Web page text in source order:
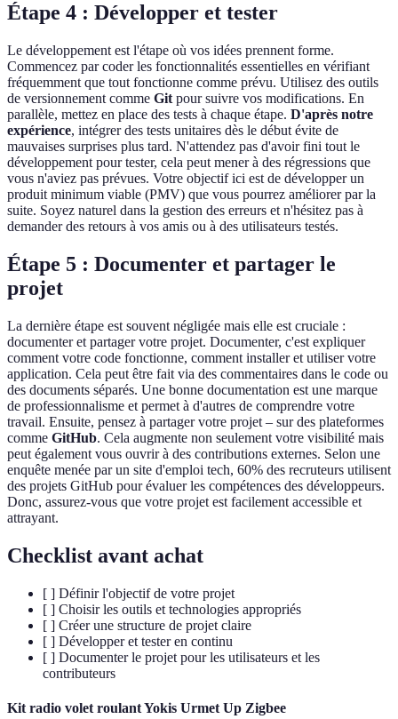
Étape 4 : Développer et tester
Le développement est l'étape où vos idées prennent forme.
Commencez par coder les fonctionnalités essentielles en vérifiant
fréquemment que tout fonctionne comme prévu. Utilisez des outils
de versionnement comme Git pour suivre vos modifications. En
parallèle, mettez en place des tests à chaque étape. D'après notre
expérience, intégrer des tests unitaires dès le début évite de
mauvaises surprises plus tard. N'attendez pas d'avoir fini tout le
développement pour tester, cela peut mener à des régressions que
vous n'aviez pas prévues. Votre objectif ici est de développer un
produit minimum viable (PMV) que vous pourrez améliorer par la
suite. Soyez naturel dans la gestion des erreurs et n'hésitez pas à
demander des retours à vos amis ou à des utilisateurs testés.
Étape 5 : Documenter et partager le
projet
La dernière étape est souvent négligée mais elle est cruciale :
documenter et partager votre projet. Documenter, c'est expliquer
comment votre code fonctionne, comment installer et utiliser votre
application. Cela peut être fait via des commentaires dans le code ou
des documents séparés. Une bonne documentation est une marque
de professionnalisme et permet à d'autres de comprendre votre
travail. Ensuite, pensez à partager votre projet – sur des plateformes
comme GitHub. Cela augmente non seulement votre visibilité mais
peut également vous ouvrir à des contributions externes. Selon une
enquête menée par un site d'emploi tech, 60% des recruteurs utilisent
des projets GitHub pour évaluer les compétences des développeurs.
Donc, assurez-vous que votre projet est facilement accessible et
attrayant.
Checklist avant achat
[ ] Définir l'objectif de votre projet
[ ] Choisir les outils et technologies appropriés
[ ] Créer une structure de projet claire
[ ] Développer et tester en continu
[ ] Documenter le projet pour les utilisateurs et les
contributeurs
Kit radio volet roulant Yokis Urmet Up Zigbee